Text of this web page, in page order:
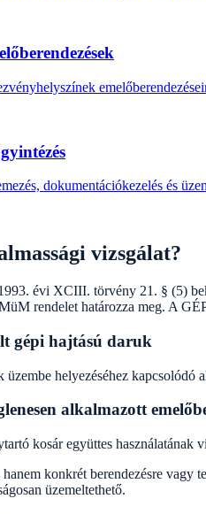
dokumentációkezelés és
vizsgálat?
évi XCIII. törvény 21. § (5)
rendelet határozza meg. A
gépi hajtású daruk
helyezéséhez kapcsolódó
alkalmazott
kosár együttes használatának
konkrét berendezésre vagy
üzemeltethető.